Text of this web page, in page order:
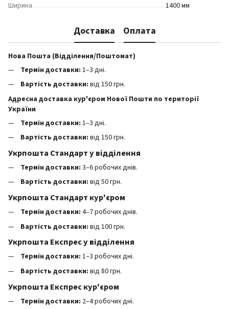
Ширина
1400 мм
Доставка Оплата
Нова Пошта (Відділення/Поштомат)
Термін доставки: 1–3 дні.
Вартість доставки: від 150 грн.
Адресна доставка кур'єром Нової Пошти по території
України
Термін доставки: 1–3 дні.
Вартість доставки: від 150 грн.
Укрпошта Стандарт у відділення
Термін доставки: 3–6 робочих днів.
Вартість доставки: від 50 грн.
Укрпошта Стандарт кур'єром
Термін доставки: 4–7 робочих днів.
Вартість доставки: від 100 грн.
Укрпошта Експрес у відділення
Термін доставки: 1–3 робочих дні.
Вартість доставки: від 80 грн.
Укрпошта Експрес кур'єром
Термін доставки: 2–4 робочих дні.